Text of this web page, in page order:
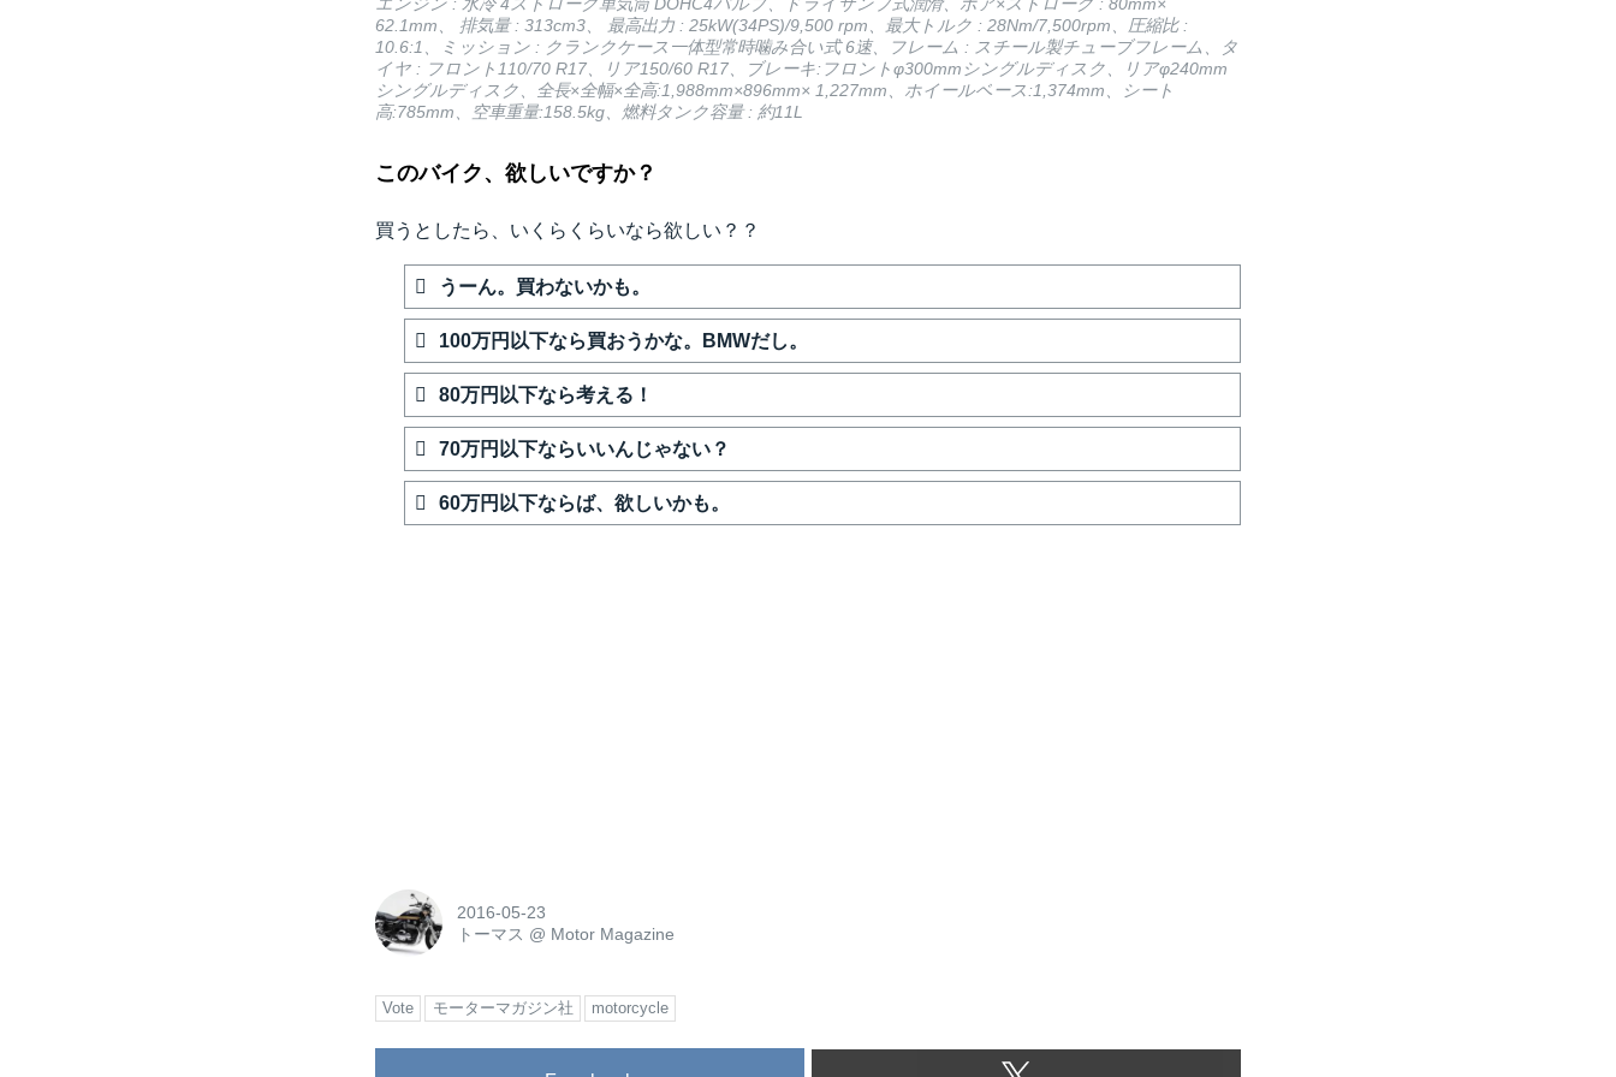
エンジン : 水冷 4ストローク単気筒 DOHC4バルブ、ドライサンプ式潤滑、ボア×ストローク : 80mm×
62.1mm、 排気量 : 313cm3、 最高出力 : 25kW(34PS)/9,500 rpm、最大トルク : 28Nm/7,500rpm、圧縮比 :
10.6:1、ミッション : クランクケース一体型常時噛み合い式 6速、フレーム : スチール製チューブフレーム、タ
イヤ : フロント110/70 R17、リア150/60 R17、ブレーキ:フロントφ300mmシングルディスク、リアφ240mm
シングルディスク、全長×全幅×全高:1,988mm×896mm× 1,227mm、ホイールベース:1,374mm、シート
高:785mm、空車重量:158.5kg、燃料タンク容量 : 約11L
このバイク、欲しいですか？
買うとしたら、いくらくらいなら欲しい？？
うーん。買わないかも。
100万円以下なら買おうかな。BMWだし。
80万円以下なら考える！
70万円以下ならいいんじゃない？
60万円以下ならば、欲しいかも。
2016-05-23
トーマス @ Motor Magazine
Vote モーターマガジン社 motorcycle